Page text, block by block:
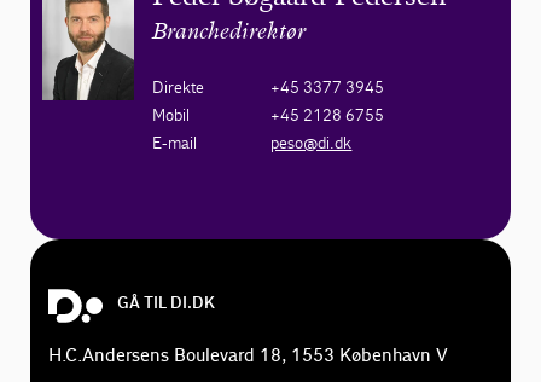
Branchedirektør
Direkte
+45 3377 3945
Mobil
+45 2128 6755
E-mail
peso@di.dk
GÅ TIL DI.DK
H.C.Andersens Boulevard 18, 1553 København V